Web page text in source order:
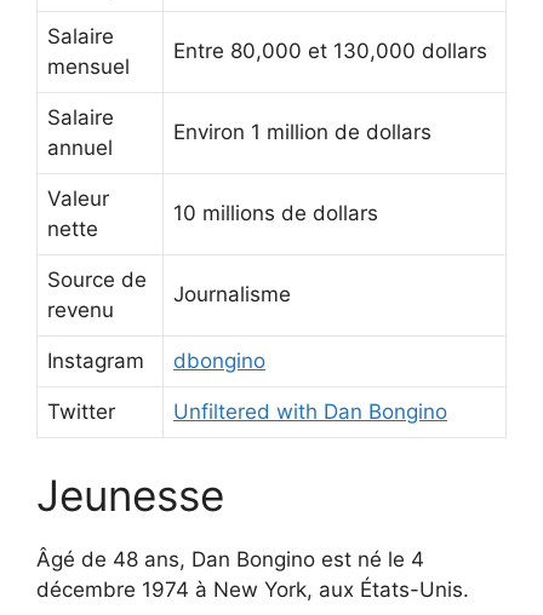
Salaire
mensuel
Entre 80,000 et 130,000 dollars
Salaire
annuel
Environ 1 million de dollars
Valeur
nette
10 millions de dollars
Source de
revenu
Journalisme
Instagram dbongino
Twitter Unfiltered with Dan Bongino
Jeunesse
Âgé de 48 ans, Dan Bongino est né le 4
décembre 1974 à New York, aux États-Unis.